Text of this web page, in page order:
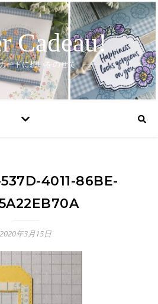
Cadeau!
ードに想いをのせて
4011-86BE-
2020年3月15日